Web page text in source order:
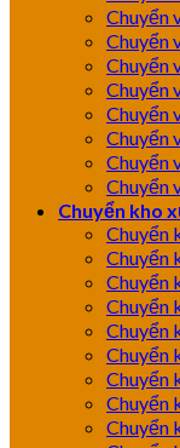
Chuyển
Chuyển
Chuyển
Chuyển
Chuyển
Chuyển
Chuyển
Chuyển
Chuyển kho
Chuyển
Chuyển
Chuyển
Chuyển
Chuyển
Chuyển
Chuyển
Chuyển
Chuyển